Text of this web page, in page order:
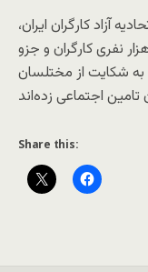
آزاد کارگران ایران،
نفری کارگران و جزو
شکایت از مختلسان
Share this: